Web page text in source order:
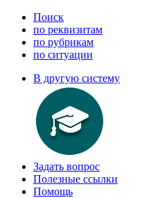
Поиск
по реквизитам
по рубрикам
по ситуации
В другую систему
Задать вопрос
Полезные ссылки
Помощь